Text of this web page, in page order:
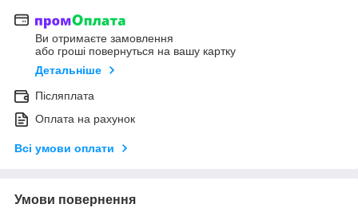
Ви отримаєте замовлення
або гроші повернуться на вашу картку
Детальніше
Післяплата
Оплата на рахунок
Всі умови оплати
Умови повернення